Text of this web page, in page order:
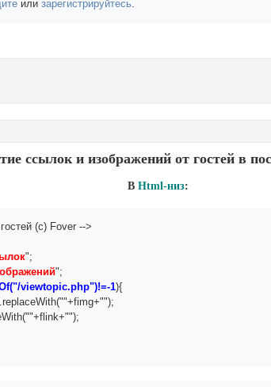
илизарегистрируйтесь
ссылок и изображений от гостей в
В Html-низ:
(c) Fover -->
";
";
viewtopic.php")!=-1){